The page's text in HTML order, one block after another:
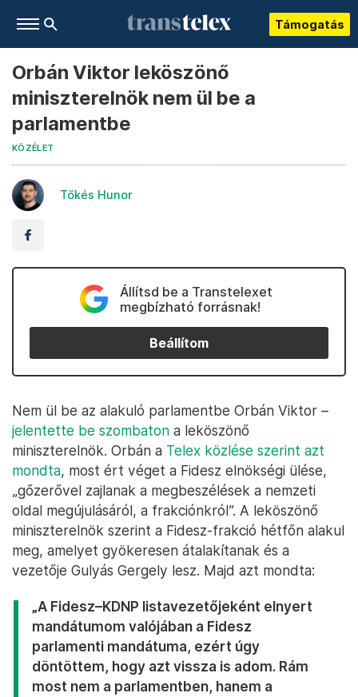
Támogatás
Orbán Viktor leköszönő
miniszterelnök nem ül be a
parlamentbe
KÖZÉLET
Tőkés Hunor
Állítsd be a Transtelexet
megbízható forrásnak!
Beállítom
Nem ül be az alakuló parlamentbe Orbán Viktor –
jelentette be szombaton a leköszönő
miniszterelnök. Orbán a Telex közlése szerint azt
mondta, most ért véget a Fidesz elnökségi ülése,
„gőzerővel zajlanak a megbeszélések a nemzeti
oldal megújulásáról, a frakciónkról”. A leköszönő
miniszterelnök szerint a Fidesz-frakció hétfőn alakul
meg, amelyet gyökeresen átalakítanak és a
vezetője Gulyás Gergely lesz. Majd azt mondta:
„A Fidesz–KDNP listavezetőjeként elnyert
mandátumom valójában a Fidesz
parlamenti mandátuma, ezért úgy
döntöttem, hogy azt vissza is adom. Rám
most nem a parlamentben, hanem a